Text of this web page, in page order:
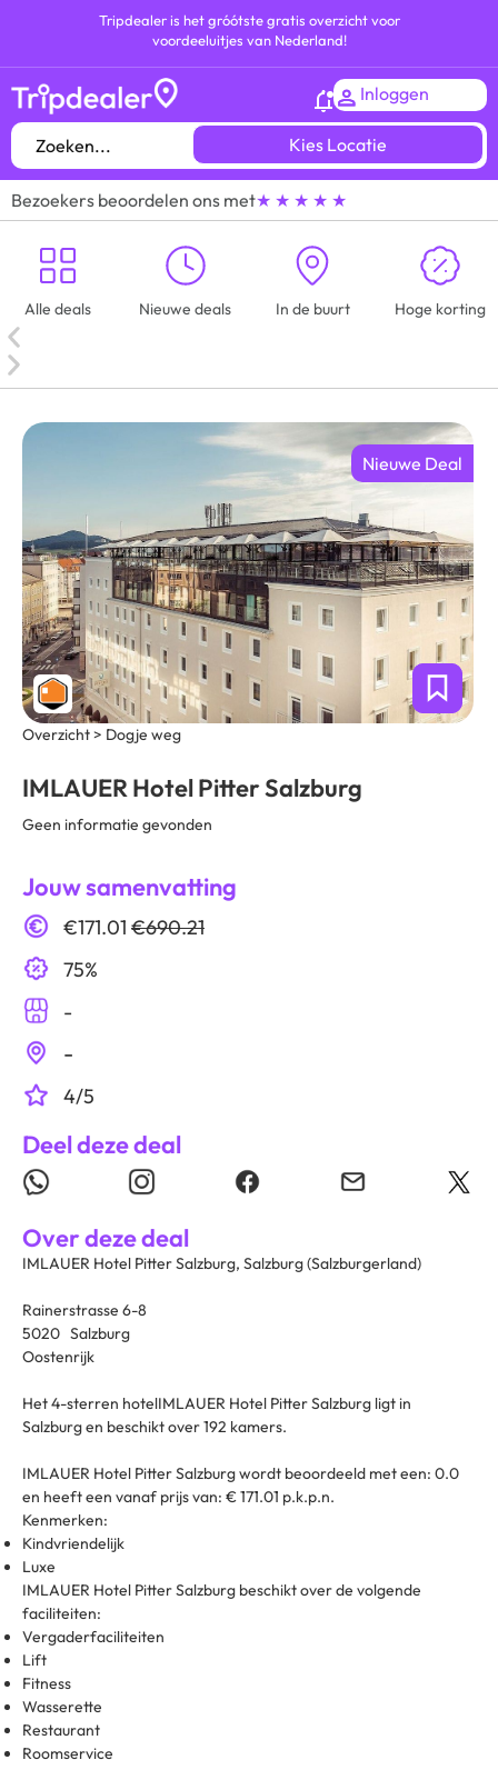
Tripdealer is het gróótste gratis overzicht voor
voordeeluitjes van Nederland!
Inloggen
Kies Locatie
Bezoekers beoordelen ons met★ ★ ★ ★ ★
Alle deals Nieuwe deals In de buurt Hoge korting
Nieuwe Deal
Overzicht > Dogje weg
IMLAUER Hotel Pitter Salzburg
Geen informatie gevonden
Jouw samenvatting
€171.01 €690.21
75%
-
-
4/5
Deel deze deal
Over deze deal
IMLAUER Hotel Pitter Salzburg, Salzburg (Salzburgerland)
Rainerstrasse 6-8
5020 Salzburg
Oostenrijk
Het 4-sterren hotelIMLAUER Hotel Pitter Salzburg ligt in
Salzburg en beschikt over 192 kamers.
IMLAUER Hotel Pitter Salzburg wordt beoordeeld met een: 0.0
en heeft een vanaf prijs van: € 171.01 p.k.p.n.
Kenmerken:
Kindvriendelijk
Luxe
IMLAUER Hotel Pitter Salzburg beschikt over de volgende
faciliteiten:
Vergaderfaciliteiten
Lift
Fitness
Wasserette
Restaurant
Roomservice